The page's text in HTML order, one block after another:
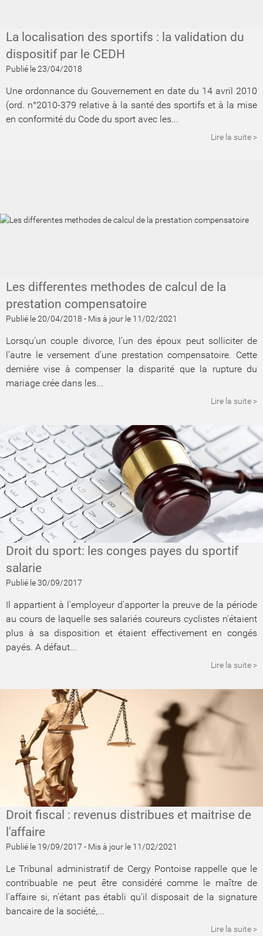
La localisation des sportifs : la validation du
dispositif par le CEDH
Publié le 23/04/2018
Une ordonnance du Gouvernement en date du 14 avril 2010
(ord. n°2010-379 relative à la santé des sportifs et à la mise
en conformité du Code du sport avec les...
Lire la suite >
Les differentes methodes de calcul de la
prestation compensatoire
Publié le 20/04/2018 - Mis à jour le 11/02/2021
Lorsqu’un couple divorce, l’un des époux peut solliciter de
l’autre le versement d’une prestation compensatoire. Cette
dernière vise à compenser la disparité que la rupture du
mariage crée dans les...
Lire la suite >
Droit du sport: les conges payes du sportif
salarie
Publié le 30/09/2017
Il appartient à l'employeur d'apporter la preuve de la période
au cours de laquelle ses salariés coureurs cyclistes n'étaient
plus à sa disposition et étaient effectivement en congés
payés. A défaut...
Lire la suite >
Droit fiscal : revenus distribues et maitrise de
l'affaire
Publié le 19/09/2017 - Mis à jour le 11/02/2021
Le Tribunal administratif de Cergy Pontoise rappelle que le
contribuable ne peut être considéré comme le maître de
l'affaire si, n'étant pas établi qu'il disposait de la signature
bancaire de la société,...
Lire la suite >